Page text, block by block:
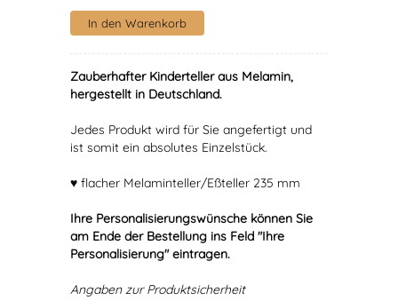
Zauberhafter Kinderteller aus Melamin,
hergestellt in Deutschland.
Jedes Produkt wird für Sie angefertigt und
ist somit ein absolutes Einzelstück.
♥ flacher Melaminteller/Eßteller 235 mm
Ihre Personalisierungswünsche können Sie
am Ende der Bestellung ins Feld "Ihre
Personalisierung" eintragen.
Angaben zur Produktsicherheit